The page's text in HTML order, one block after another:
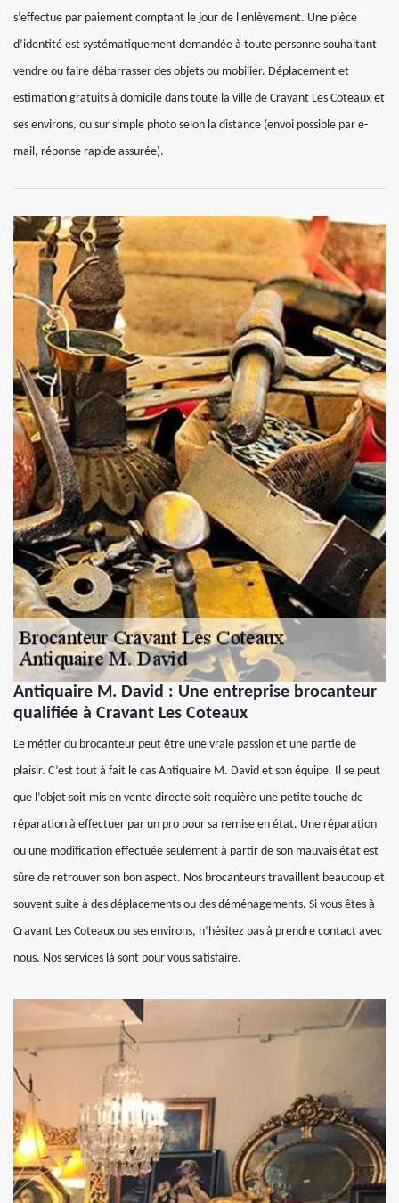
s’effectue par paiement comptant le jour de l'enlèvement. Une pièce
d’identité est systématiquement demandée à toute personne souhaitant
vendre ou faire débarrasser des objets ou mobilier. Déplacement et
estimation gratuits à domicile dans toute la ville de Cravant Les Coteaux et
ses environs, ou sur simple photo selon la distance (envoi possible par e-
mail, réponse rapide assurée).
Antiquaire M. David : Une entreprise brocanteur
qualifiée à Cravant Les Coteaux
Le métier du brocanteur peut être une vraie passion et une partie de
plaisir. C’est tout à fait le cas Antiquaire M. David et son équipe. Il se peut
que l’objet soit mis en vente directe soit requière une petite touche de
réparation à effectuer par un pro pour sa remise en état. Une réparation
ou une modification effectuée seulement à partir de son mauvais état est
sûre de retrouver son bon aspect. Nos brocanteurs travaillent beaucoup et
souvent suite à des déplacements ou des déménagements. Si vous êtes à
Cravant Les Coteaux ou ses environs, n’hésitez pas à prendre contact avec
nous. Nos services là sont pour vous satisfaire.